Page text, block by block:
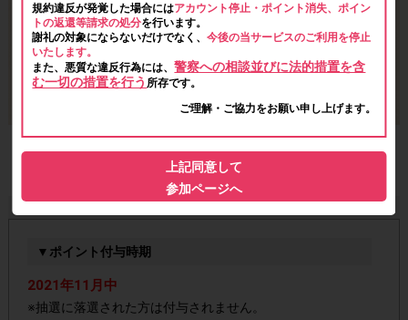
【必ずご確認ください】注意事項はこちら！
▼ポイント付与時期
2021年11月中
※抽選に落選された方は付与されません。
規約違反が発覚した場合にはアカウント停止・ポイント消失、ポイン
トの返還等請求の処分を行います。
謝礼の対象にならないだけでなく、今後の当サービスのご利用を停止
いたします。
また、悪質な違反行為には、警察への相談並びに法的措置を含
む一切の措置を行う 所存です。
ご理解・ご協力をお願い申し上げます。
上記同意して
参加ページへ